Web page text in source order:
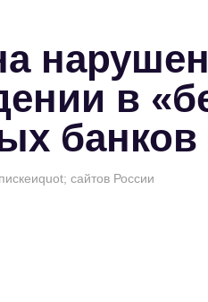
в
банков
сайтов России